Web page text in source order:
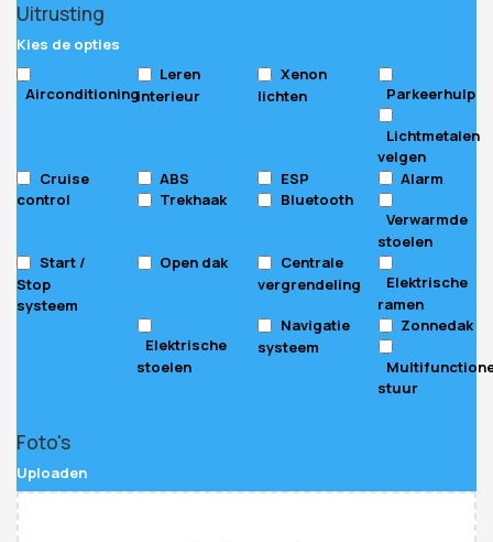
Uitrusting
Kies de opties
Airconditioning
Leren
interieur
Xenon
lichten
Parkeerhulp
Lichtmetalen
velgen
Cruise
control
ABS ESP
Alarm
Trekhaak
Bluetooth
Verwarmde
stoelen
Start /
Stop
systeem
Open dak
Centrale
vergrendeling
Elektrische
ramen
Elektrische
stoelen
Navigatie
systeem
Zonnedak
stuur
Phone
Number
Foto's
Uploaden